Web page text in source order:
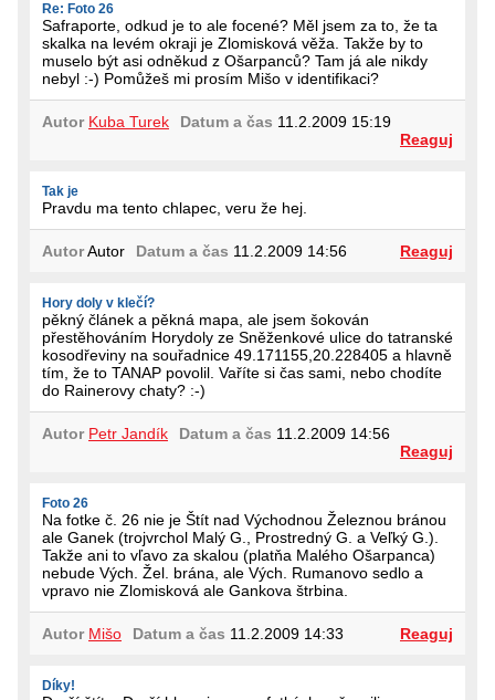
Re: Foto 26
Safraporte, odkud je to ale focené? Měl jsem za to, že ta
skalka na levém okraji je Zlomisková věža. Takže by to
muselo být asi odněkud z Ošarpanců? Tam já ale nikdy
nebyl :-) Pomůžeš mi prosím Mišo v identifikaci?
Autor Kuba Turek Datum a čas 11.2.2009 15:19
Reaguj
Tak je
Pravdu ma tento chlapec, veru že hej.
AutorAutor Datum a čas 11.2.2009 14:56 Reaguj
Hory doly v klečí?
pěkný článek a pěkná mapa, ale jsem šokován
přestěhováním Horydoly ze Sněženkové ulice do tatranské
kosodřeviny na souřadnice 49.171155,20.228405 a hlavně
tím, že to TANAP povolil. Vaříte si čas sami, nebo chodíte
do Rainerovy chaty? :-)
Autor Petr Jandík Datum a čas 11.2.2009 14:56
Reaguj
Foto 26
Na fotke č. 26 nie je Štít nad Východnou Železnou bránou
ale Ganek (trojvrchol Malý G., Prostredný G. a Veľký G.).
Takže ani to vľavo za skalou (platňa Malého Ošarpanca)
nebude Vých. Žel. brána, ale Vých. Rumanovo sedlo a
vpravo nie Zlomisková ale Gankova štrbina.
Autor Mišo Datum a čas 11.2.2009 14:33 Reaguj
Díky!